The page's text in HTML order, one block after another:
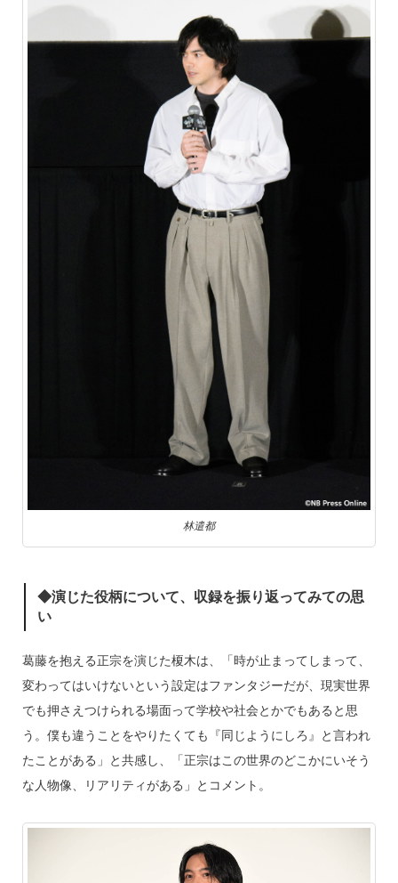
林遣都
◆演じた役柄について、収録を振り返ってみての思
い
葛藤を抱える正宗を演じた榎木は、「時が止まってしまって、
変わってはいけないという設定はファンタジーだが、現実世界
でも押さえつけられる場面って学校や社会とかでもあると思
う。僕も違うことをやりたくても『同じようにしろ』と言われ
たことがある」と共感し、「正宗はこの世界のどこかにいそう
な人物像、リアリティがある」とコメント。